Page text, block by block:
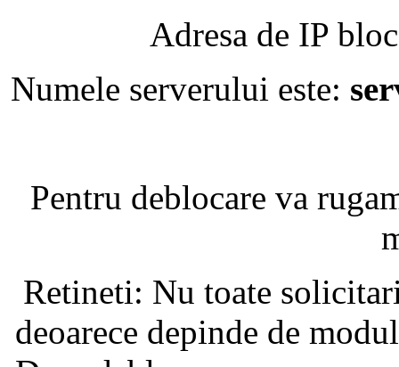
Adresa de IP
Numele serverului este:
Pentru deblocare va
Retineti: Nu toate
deoarece depinde de